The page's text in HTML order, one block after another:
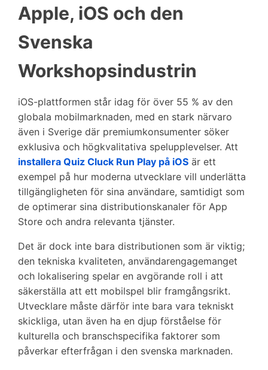
Apple, iOS och den
Svenska
Workshopsindustrin
iOS-plattformen står idag för över 55 % av den
globala mobilmarknaden, med en stark närvaro
även i Sverige där premiumkonsumenter söker
exklusiva och högkvalitativa spelupplevelser. Att
installera Quiz Cluck Run Play på iOS är ett
exempel på hur moderna utvecklare vill underlätta
tillgängligheten för sina användare, samtidigt som
de optimerar sina distributionskanaler för App
Store och andra relevanta tjänster.
Det är dock inte bara distributionen som är viktig;
den tekniska kvaliteten, användarengagemanget
och lokalisering spelar en avgörande roll i att
säkerställa att ett mobilspel blir framgångsrikt.
Utvecklare måste därför inte bara vara tekniskt
skickliga, utan även ha en djup förståelse för
kulturella och branschspecifika faktorer som
påverkar efterfrågan i den svenska marknaden.